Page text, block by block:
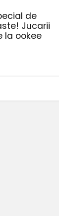
de
Jucarii
la ookee